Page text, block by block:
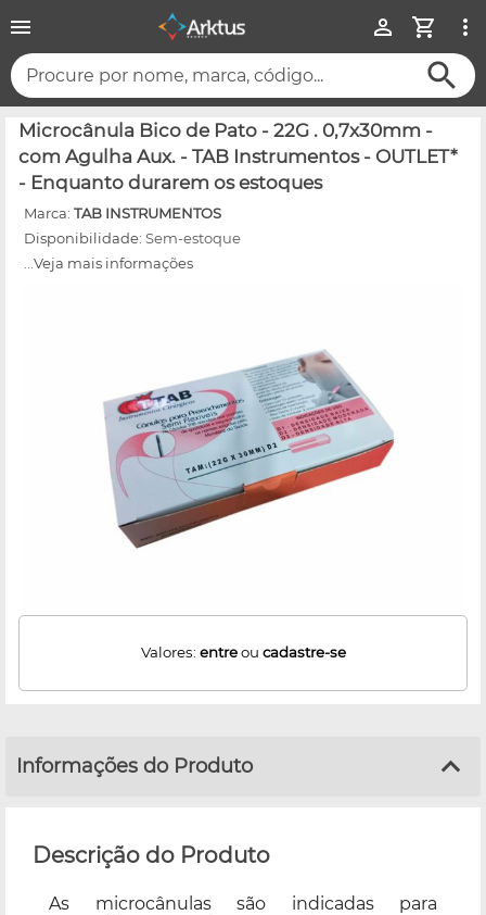
Procure por nome, marca, código...
Microcânula Bico de Pato - 22G . 0,7x30mm -
com Agulha Aux. - TAB Instrumentos - OUTLET*
- Enquanto durarem os estoques
Marca: TAB INSTRUMENTOS
Disponibilidade: Sem-estoque
...Veja mais informações
Valores: entreou cadastre-se
Informações do Produto
Descrição do Produto
As microcânulas são indicadas para